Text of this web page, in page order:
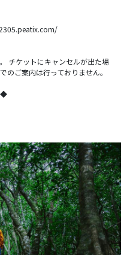
チケットにキャンセルが出た場
のご案内は行っておりません。
◆